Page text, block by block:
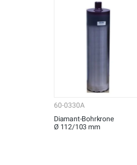
60-0330A
Diamant-Bohrkrone
Ø 112/103 mm